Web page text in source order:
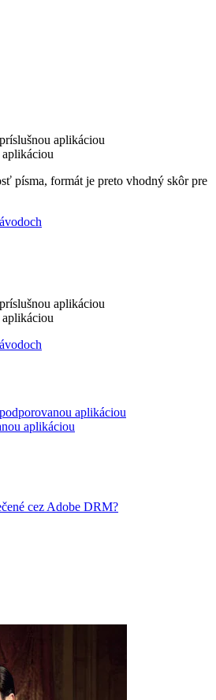
aplikáciou
aplikáciou
písma, formát je preto vhodný skôr pre
aplikáciou
aplikáciou
aplikáciou
aplikáciou
cez Adobe DRM?